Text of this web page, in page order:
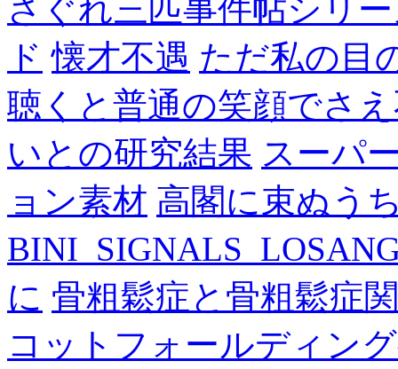
さぐれ三匹事件帖シリ
ド 懐才不遇 ただ私の目
聴くと普通の笑顔でさ
いとの研究結果 スーパ
ョン素材 高閣に束ぬう
に 骨粗鬆症と骨粗鬆症
コットフォールディン